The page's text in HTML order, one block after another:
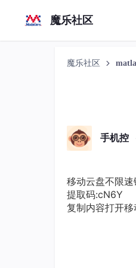
魔乐社区
魔乐社区
手机控
移动云盘不限
提取码:cN6Y
复制内容打开